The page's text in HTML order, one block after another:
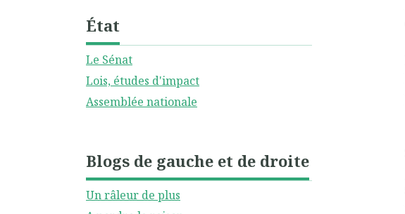
État
Le Sénat
Lois, études d'impact
Assemblée nationale
Blogs de gauche et de droite
Un râleur de plus